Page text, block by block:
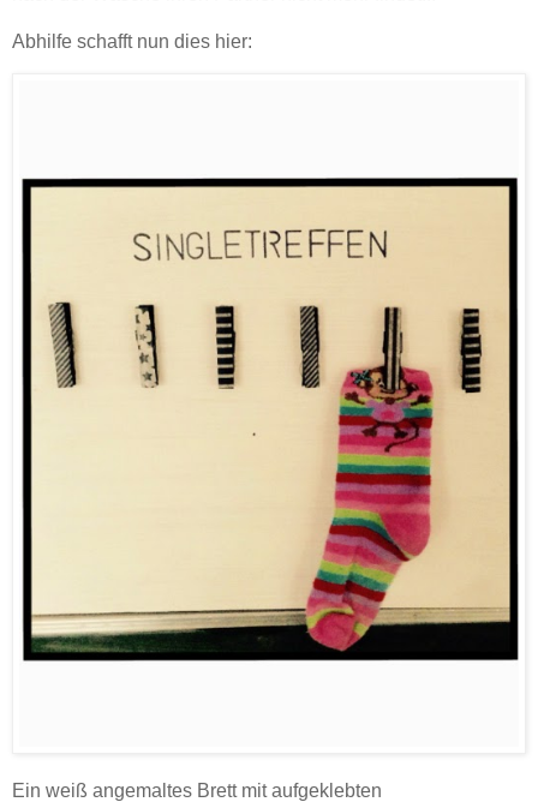
Abhilfe schafft nun dies hier:
Ein weiß angemaltes Brett mit aufgeklebten